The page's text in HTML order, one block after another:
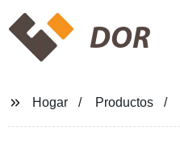
DOR
Hogar Productos